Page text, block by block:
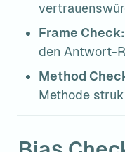
Frame Check:
den Antwort-
Method
Methode